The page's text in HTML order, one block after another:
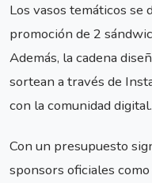
Los vasos temáticos se
promoción de 2
Además, la cadena
sortean a través de
con la comunidad digital.
Con un presupuesto
sponsors oficiales